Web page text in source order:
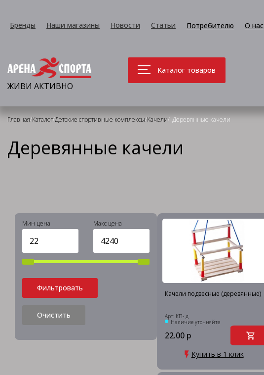
Бренды Наши магазины Новости Статьи Потребителю О нас
ЖИВИ АКТИВНО
Каталог товаров
Главная/Каталог/Детские спортивные комплексы/Качели/ Деревянные качели
Деревянные качели
Мин цена Макс цена
Фильтровать
Очистить
Качели подвесные (деревянные)
Арт: КП- д
Наличие уточняйте
22.00 р
Купить в 1 клик